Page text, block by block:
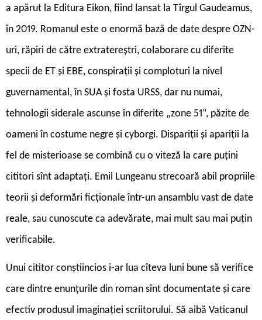
a apărut la Editura Eikon, fiind lansat la Tîrgul Gaudeamus,
în 2019. Romanul este o enormă bază de date despre OZN-
uri, răpiri de către extratereștri, colaborare cu diferite
specii de ET și EBE, conspirații și comploturi la nivel
guvernamental, în SUA și fosta URSS, dar nu numai,
tehnologii siderale ascunse în diferite „zone 51“, păzite de
oameni în costume negre și cyborgi. Dispariții și apariții la
fel de misterioase se combină cu o viteză la care puțini
cititori sînt adaptați. Emil Lungeanu strecoară abil propriile
teorii și deformări ficționale într-un ansamblu vast de date
reale, sau cunoscute ca adevărate, mai mult sau mai puțin
verificabile.
Unui cititor conștiincios i-ar lua cîteva luni bune să verifice
care dintre enunțurile din roman sînt documentate și care
efectiv produsul imaginației scriitorului. Să aibă Vaticanul